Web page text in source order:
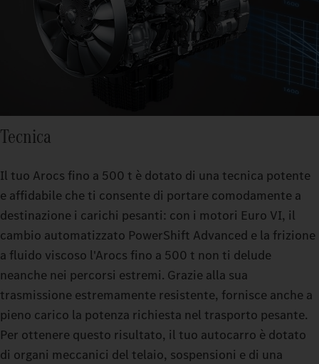
Tecnica
Il tuo Arocs fino a 500 t è dotato di una tecnica potente
e affidabile che ti consente di portare comodamente a
destinazione i carichi pesanti: con i motori Euro VI, il
cambio automatizzato PowerShift Advanced e la frizione
a fluido viscoso l'Arocs fino a 500 t non ti delude
neanche nei percorsi estremi. Grazie alla sua
trasmissione estremamente resistente, fornisce anche a
pieno carico la potenza richiesta nel trasporto pesante.
Per ottenere questo risultato, il tuo autocarro è dotato
di organi meccanici del telaio, sospensioni e di una